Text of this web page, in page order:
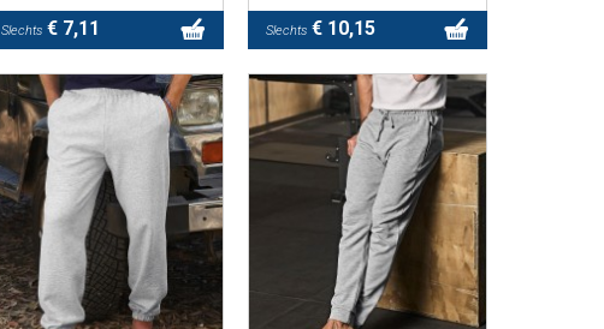
Slechts € 7,11 Slechts€ 10,15